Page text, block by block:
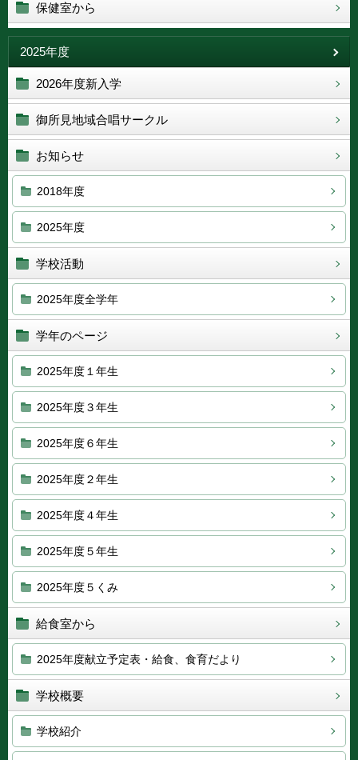
保健室から
2025年度
2026年度新入学
御所見地域合唱サークル
お知らせ
2018年度
2025年度
学校活動
2025年度全学年
学年のページ
2025年度１年生
2025年度３年生
2025年度６年生
2025年度２年生
2025年度４年生
2025年度５年生
2025年度５くみ
給食室から
2025年度献立予定表・給食、食育だより
学校概要
学校紹介